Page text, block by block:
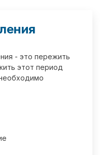
- это пережить
этот период